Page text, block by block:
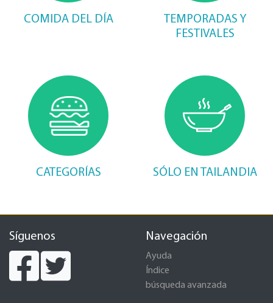
COMIDA DEL DÍA
TEMPORADAS Y
FESTIVALES
CATEGORÍAS SÓLO EN TAILANDIA
Síguenos Navegación
Ayuda
Índice
búsqueda avanzada